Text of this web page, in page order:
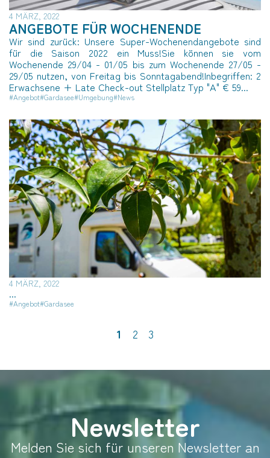
4 MÄRZ, 2022
ANGEBOTE FÜR WOCHENENDE
Wir sind zurück: Unsere Super-Wochenendangebote sind
für die Saison 2022 ein Muss!Sie können sie vom
Wochenende 29/04 - 01/05 bis zum Wochenende 27/05 -
29/05 nutzen, von Freitag bis Sonntagabend!Inbegriffen: 2
Erwachsene + Late Check-out Stellplatz Typ "A" € 59...
#Angebot#Gardasee#Umgebung#News
4 MÄRZ, 2022
...
#Angebot#Gardasee
1 2 3
Newsletter
Melden Sie sich für unseren Newsletter an